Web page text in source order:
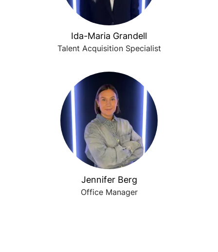
Ida-Maria Grandell
Talent Acquisition Specialist
Jennifer Berg
Office Manager